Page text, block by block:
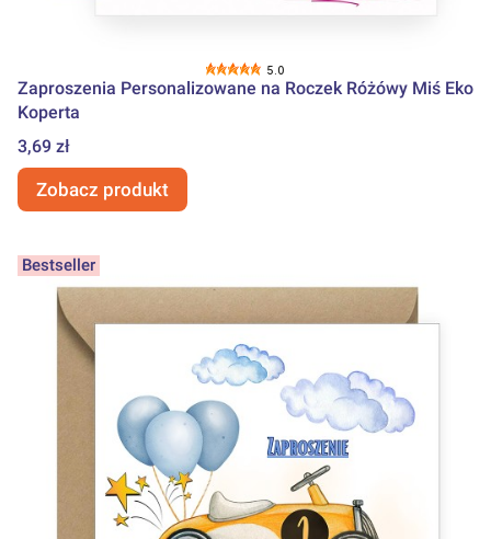
5.0
Zaproszenia Personalizowane na Roczek Różówy Miś Eko
Koperta
Cena
3,69 zł
Zobacz produkt
Bestseller